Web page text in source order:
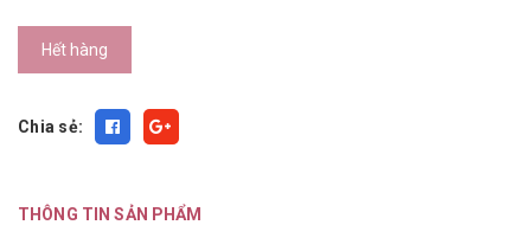
Hết hàng
Chia sẻ:
THÔNG TIN SẢN PHẨM